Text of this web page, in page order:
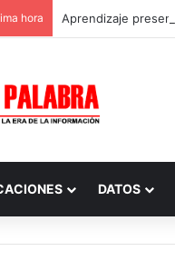
hora Aprendizaje
DATOS